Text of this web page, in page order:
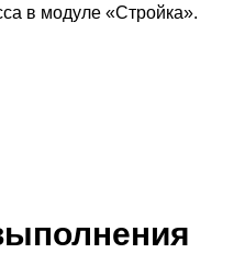
в модуле «Стройка».